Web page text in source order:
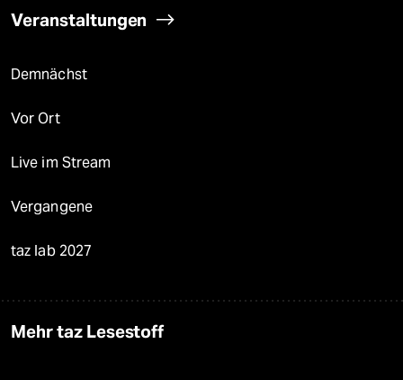
Veranstaltungen
Demnächst
Vor Ort
Live im Stream
Vergangene
taz lab 2027
Mehr taz Lesestoff